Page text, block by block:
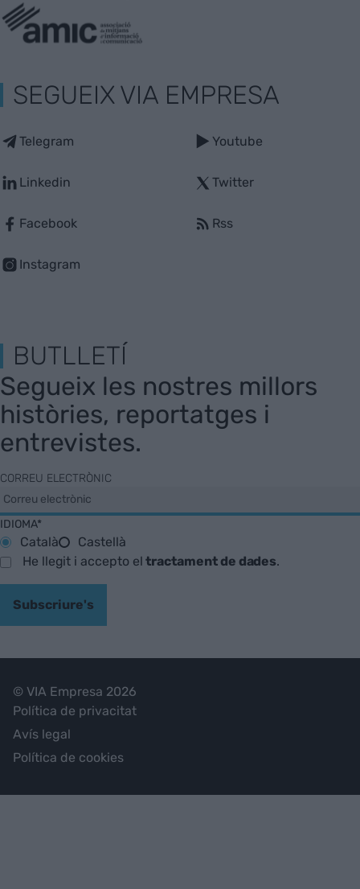
SEGUEIX VIA EMPRESA
Telegram
Linkedin
Facebook
Instagram
Youtube
Twitter
Rss
BUTLLETÍ
Segueix les nostres millors
històries, reportatges i
entrevistes.
CORREU ELECTRÒNIC
IDIOMA*
Català
Castellà
He llegit i accepto eltractament de dades.
Subscriure's
© VIA Empresa 2026
Política de privacitat
Avís legal
Política de cookies